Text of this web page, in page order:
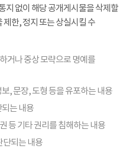
지 없이 해당 공개게시물을 삭제할
제한, 정지 또는 상실시킬 수
거나 중상 모략으로 명예를
, 문장, 도형 등을 유포하는 내용
는 내용
등 기타 권리를 침해하는 내용
단되는 내용